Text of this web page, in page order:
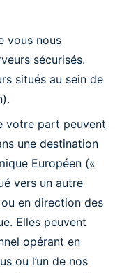
vous nous
sécurisés.
situés au sein de
votre part peuvent
une destination
Européen («
vers un autre
en direction des
Elles peuvent
opérant en
ou l’un de nos